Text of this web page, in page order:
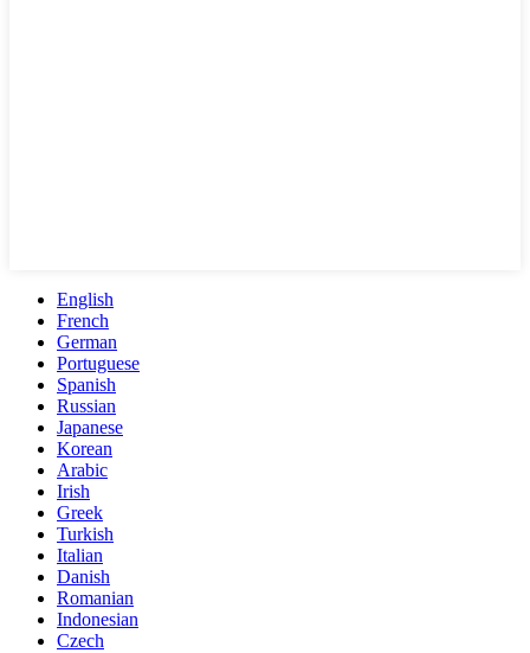
English
French
German
Portuguese
Spanish
Russian
Japanese
Korean
Arabic
Irish
Greek
Turkish
Italian
Danish
Romanian
Indonesian
Czech